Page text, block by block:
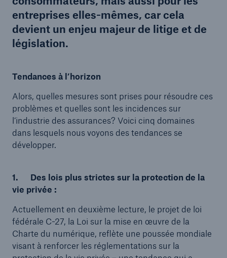
entreprises elles-mêmes, car cela
devient un enjeu majeur de litige et de
législation.
Tendances à l’horizon
Alors, quelles mesures sont prises pour résoudre ces
problèmes et quelles sont les incidences sur
l’industrie des assurances? Voici cinq domaines
dans lesquels nous voyons des tendances se
développer.
1. Des lois plus strictes sur la protection de la
vie privée :
Actuellement en deuxième lecture, le projet de loi
fédérale C-27, la Loi sur la mise en œuvre de la
Charte du numérique, reflète une poussée mondiale
visant à renforcer les réglementations sur la